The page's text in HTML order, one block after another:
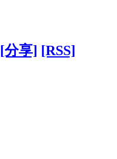
[分享] [RSS]